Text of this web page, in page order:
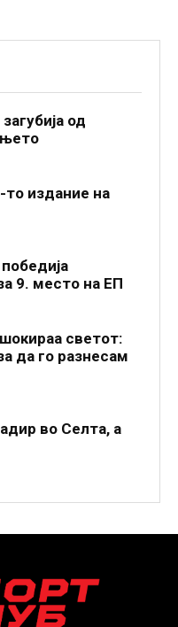
од
то издание на
9. место на ЕП
светот:
да го разнесам
во Селта, а